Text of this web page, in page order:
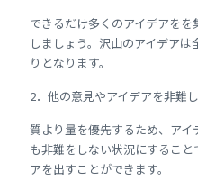
できるだけ多くのアイデアを
しましょう。沢山のアイデア
りとなります。
2．他の意見やアイデアを非難
質より量を優先するため、ア
も非難をしない状況にするこ
アを出すことができます。